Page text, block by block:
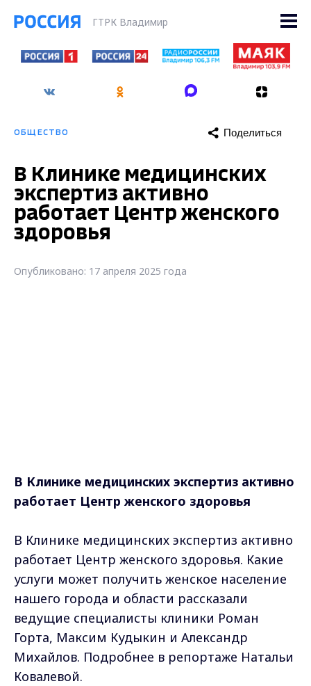
ГТРК Владимир
ОБЩЕСТВО Поделиться
В Клинике медицинских
экспертиз активно
работает Центр женского
здоровья
Опубликовано: 17 апреля 2025 года
В Клинике медицинских экспертиз активно
работает Центр женского здоровья
В Клинике медицинских экспертиз активно
работает Центр женского здоровья. Какие
услуги может получить женское население
нашего города и области рассказали
ведущие специалисты клиники Роман
Горта, Максим Кудыкин и Александр
Михайлов. Подробнее в репортаже Натальи
Ковалевой.